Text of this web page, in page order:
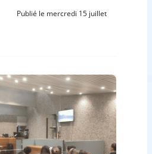
Publié le mercredi 15 juillet